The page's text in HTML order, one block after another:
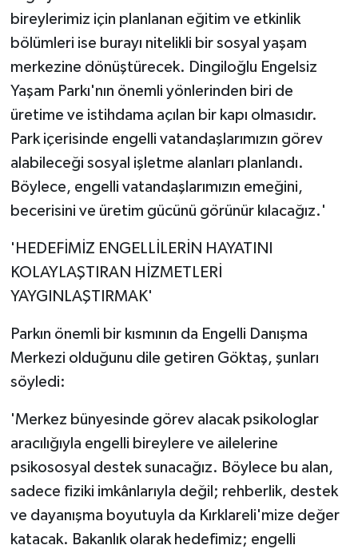
bireylerimiz için planlanan eğitim ve etkinlik
bölümleri ise burayı nitelikli bir sosyal yaşam
merkezine dönüştürecek. Dingiloğlu Engelsiz
Yaşam Parkı'nın önemli yönlerinden biri de
üretime ve istihdama açılan bir kapı olmasıdır.
Park içerisinde engelli vatandaşlarımızın görev
alabileceği sosyal işletme alanları planlandı.
Böylece, engelli vatandaşlarımızın emeğini,
becerisini ve üretim gücünü görünür kılacağız.'
'HEDEFİMİZ ENGELLİLERİN HAYATINI
KOLAYLAŞTIRAN HİZMETLERİ
YAYGINLAŞTIRMAK'
Parkın önemli bir kısmının da Engelli Danışma
Merkezi olduğunu dile getiren Göktaş, şunları
söyledi:
'Merkez bünyesinde görev alacak psikologlar
aracılığıyla engelli bireylere ve ailelerine
psikososyal destek sunacağız. Böylece bu alan,
sadece fiziki imkânlarıyla değil; rehberlik, destek
ve dayanışma boyutuyla da Kırklareli'mize değer
katacak. Bakanlık olarak hedefimiz; engelli